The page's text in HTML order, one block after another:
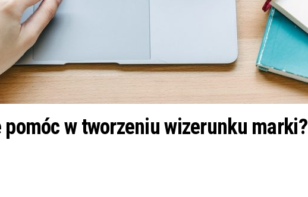
w tworzeniu wizerunku marki?